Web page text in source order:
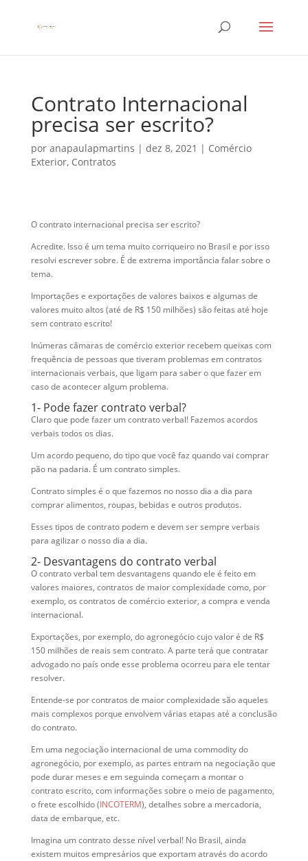
Contrato Internacional
precisa ser escrito?
por anapaulapmartins | dez 8, 2021 | Comércio
Exterior, Contratos
O contrato internacional precisa ser escrito?
Acredite. Isso é um tema muito corriqueiro no Brasil e por isso
resolvi escrever sobre. É de extrema importância falar sobre o
tema.
Importações e exportações de valores baixos e algumas de
valores muito altos (até de R$ 150 milhões) são feitas até hoje
sem contrato escrito!
Inúmeras câmaras de comércio exterior recebem queixas com
frequência de pessoas que tiveram problemas em contratos
internacionais verbais, que ligam para saber o que fazer em
caso de acontecer algum problema.
1- Pode fazer contrato verbal?
Claro que pode fazer um contrato verbal! Fazemos acordos
verbais todos os dias.
Um acordo pequeno, do tipo que você faz quando vai comprar
pão na padaria. É um contrato simples.
Contrato simples é o que fazemos no nosso dia a dia para
comprar alimentos, roupas, bebidas e outros produtos.
Esses tipos de contrato podem e devem ser sempre verbais
para agilizar o nosso dia a dia.
2- Desvantagens do contrato verbal
O contrato verbal tem desvantagens quando ele é feito em
valores maiores, contratos de maior complexidade como, por
exemplo, os contratos de comércio exterior, a compra e venda
internacional.
Exportações, por exemplo, do agronegócio cujo valor é de R$
150 milhões de reais sem contrato. A parte terá que contratar
advogado no país onde esse problema ocorreu para ele tentar
resolver.
Entende-se por contratos de maior complexidade são aqueles
mais complexos porque envolvem várias etapas até a conclusão
do contrato.
Em uma negociação internacional de uma commodity do
agronegócio, por exemplo, as partes entram na negociação que
pode durar meses e em seguinda começam a montar o
contrato escrito, com informações sobre o meio de pagamento,
o frete escolhido (INCOTERM), detalhes sobre a mercadoria,
data de embarque, etc.
Imagina um contrato desse nível verbal! No Brasil, ainda
existem muitos empresários que exportam através do acordo